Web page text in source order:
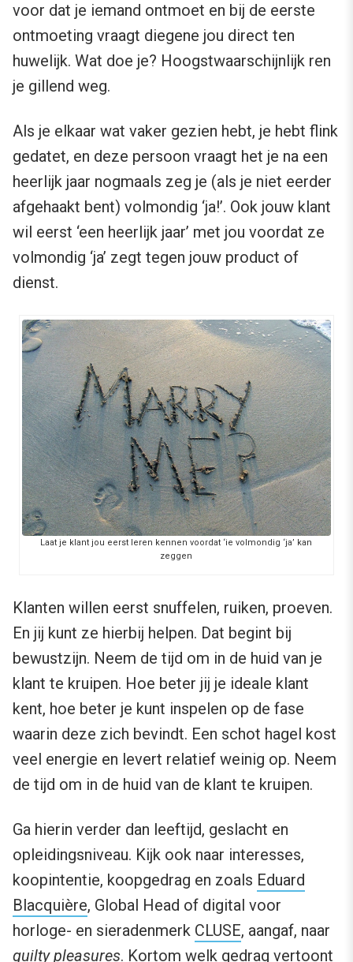
voor dat je iemand ontmoet en bij de eerste
ontmoeting vraagt diegene jou direct ten
huwelijk. Wat doe je? Hoogstwaarschijnlijk ren
je gillend weg.
Als je elkaar wat vaker gezien hebt, je hebt flink
gedatet, en deze persoon vraagt het je na een
heerlijk jaar nogmaals zeg je (als je niet eerder
afgehaakt bent) volmondig ‘ja!’. Ook jouw klant
wil eerst ‘een heerlijk jaar’ met jou voordat ze
volmondig ‘ja’ zegt tegen jouw product of
dienst.
Laat je klant jou eerst leren kennen voordat ‘ie volmondig ‘ja’ kan
zeggen
Klanten willen eerst snuffelen, ruiken, proeven.
En jij kunt ze hierbij helpen. Dat begint bij
bewustzijn. Neem de tijd om in de huid van je
klant te kruipen. Hoe beter jij je ideale klant
kent, hoe beter je kunt inspelen op de fase
waarin deze zich bevindt. Een schot hagel kost
veel energie en levert relatief weinig op. Neem
de tijd om in de huid van de klant te kruipen.
Ga hierin verder dan leeftijd, geslacht en
opleidingsniveau. Kijk ook naar interesses,
koopintentie, koopgedrag en zoals Eduard
Blacquière, Global Head of digital voor
horloge- en sieradenmerk CLUSE, aangaf, naar
guilty pleasures. Kortom welk gedrag vertoont